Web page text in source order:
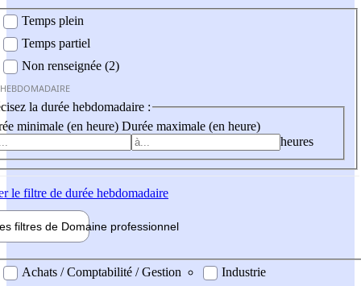
Temps plein
Temps partiel
Non renseignée (2)
la durée hebdomadaire :
minimale (en heure) Durée maximale (en heure)
heures
le filtre de durée hebdomadaire
filtres de Domaine professionnel
professionel
Achats / Comptabilité / Gestion
Industrie